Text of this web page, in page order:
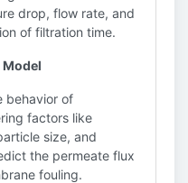
drop, flow rate, and
of filtration time.
behavior of
factors like
size, and
the permeate flux
fouling.